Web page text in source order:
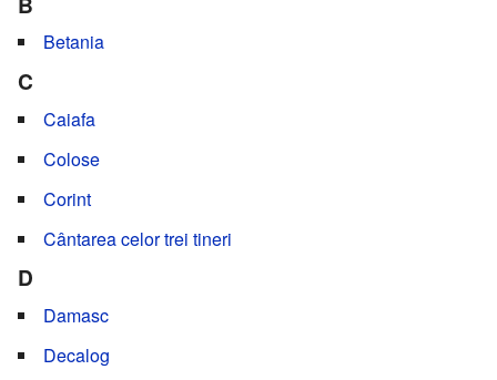
Betania
C
Caiafa
Colose
Corint
Cântarea celor trei tineri
D
Damasc
Decalog